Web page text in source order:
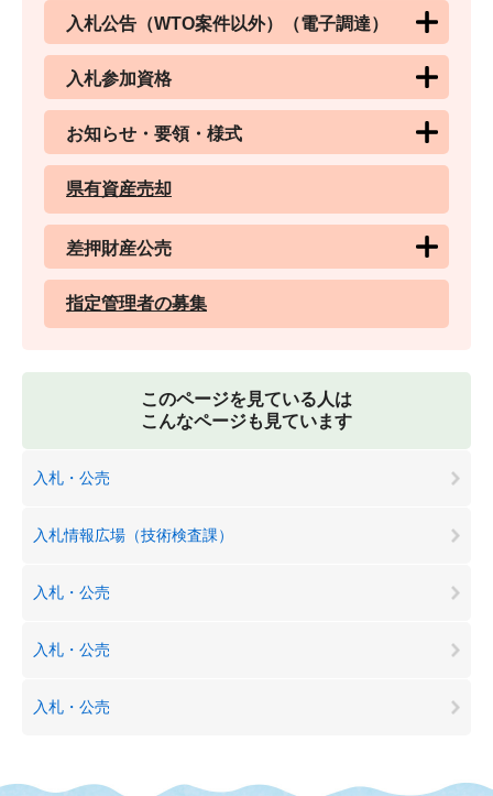
入札公告（WTO案件以外）（電子調達）
入札参加資格
お知らせ・要領・様式
県有資産売却
差押財産公売
指定管理者の募集
このページを見ている人は
こんなページも見ています
入札・公売
入札情報広場（技術検査課）
入札・公売
入札・公売
入札・公売